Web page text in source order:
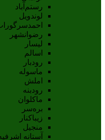
رستم‌آباد
لوندویل
احمدسرگوراب
رضوانشهر
لیسار
اسالم
رودبار
ماسوله
املش
رودبنه
ماکلوان
بره‌سر
زیباکنار
منجیل
آستانه اشرفيه